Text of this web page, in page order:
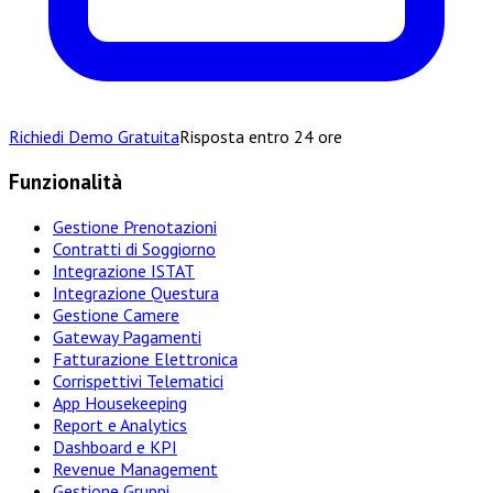
Richiedi Demo GratuitaRisposta entro 24 ore
Funzionalità
Gestione Prenotazioni
Contratti di Soggiorno
Integrazione ISTAT
Integrazione Questura
Gestione Camere
Gateway Pagamenti
Fatturazione Elettronica
Corrispettivi Telematici
App Housekeeping
Report e Analytics
Dashboard e KPI
Revenue Management